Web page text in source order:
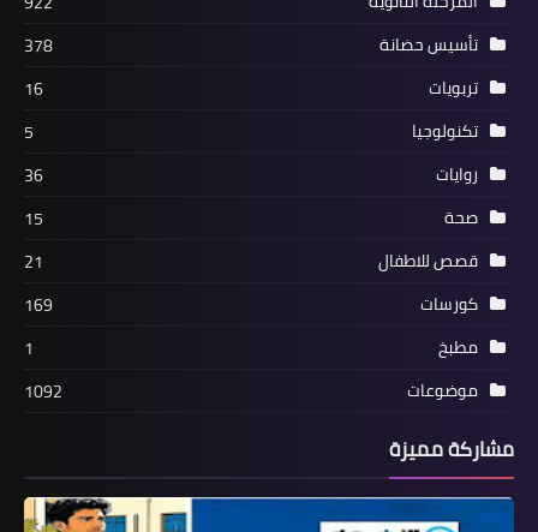
تأسيس حضانة
378
تربويات
16
تكنولوجيا
5
روايات
36
صحة
15
قصص للاطفال
21
كورسات
169
مطبخ
1
موضوعات
1092
مشاركة مميزة